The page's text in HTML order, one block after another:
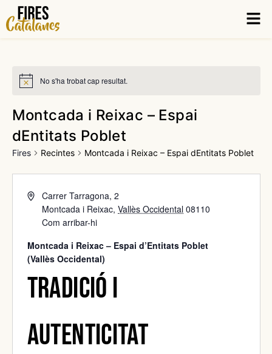
No s'ha trobat cap resultat.
Montcada i Reixac – Espai
dEntitats Poblet
Fires Recintes Montcada i Reixac – Espai dEntitats Poblet
Carrer Tarragona, 2
Montcada i Reixac, Vallès Occidental 08110
Com arribar-hi
Montcada i Reixac – Espai d’Entitats Poblet
(Vallès Occidental)
Tradició i
Autenticitat